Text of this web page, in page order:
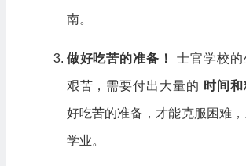
南。
做好吃苦的准备！ 士官学校的
艰苦，需要付出大量的 时间
好吃苦的准备，才能克服困难
学业。